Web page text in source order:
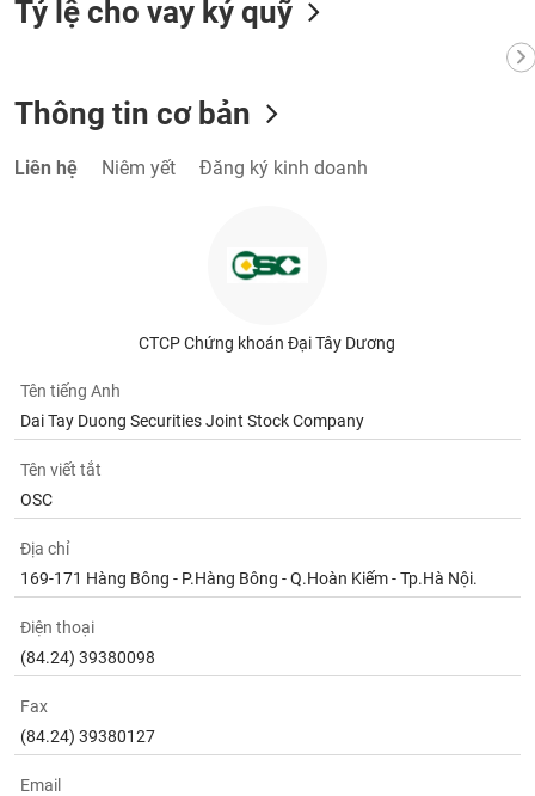
Tỷ lệ cho vay ký quỹ
Thông tin cơ bản
Liên hệ Niêm yết Đăng ký kinh doanh
CTCP Chứng khoán Đại Tây Dương
Tên tiếng Anh
Dai Tay Duong Securities Joint Stock Company
Tên viết tắt
OSC
Địa chỉ
169-171 Hàng Bông - P.Hàng Bông - Q.Hoàn Kiếm - Tp.Hà Nội.
Điện thoại
(84.24) 39380098
Fax
(84.24) 39380127
Email